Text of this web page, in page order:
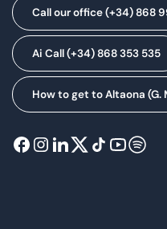
Call our office (+34) 868
Ai Call (+34) 868 353 535
How to get to Altaona (G.